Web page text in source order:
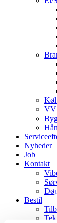
Køl
Nyheder
Job
Kontakt
Bestil